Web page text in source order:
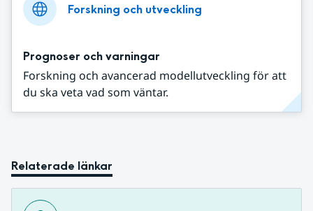
Forskning och utveckling
Prognoser och varningar
Forskning och avancerad modellutveckling för att
du ska veta vad som väntar.
Relaterade länkar